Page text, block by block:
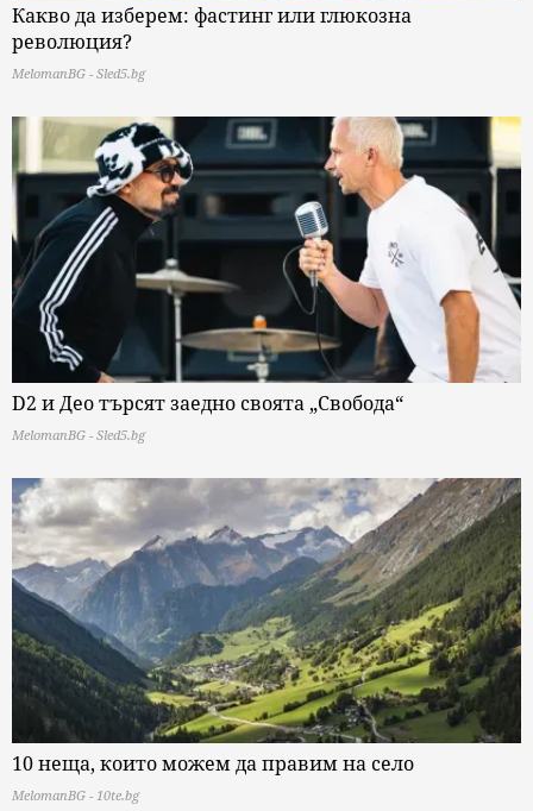
Какво да изберем: фастинг или глюкозна
революция?
MelomanBG - Sled5.bg
D2 и Део търсят заедно своята „Свобода“
MelomanBG - Sled5.bg
10 неща, които можем да правим на село
MelomanBG - 10te.bg